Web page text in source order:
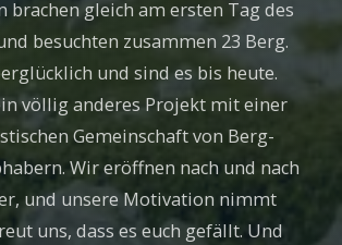
brachen gleich am ersten Tag des
besuchten zusammen 23 Berg.
und sind es bis heute.
völlig anderes Projekt mit einer
Gemeinschaft von Berg-
Wir eröffnen nach und nach
und unsere Motivation nimmt
uns, dass es euch gefällt. Und